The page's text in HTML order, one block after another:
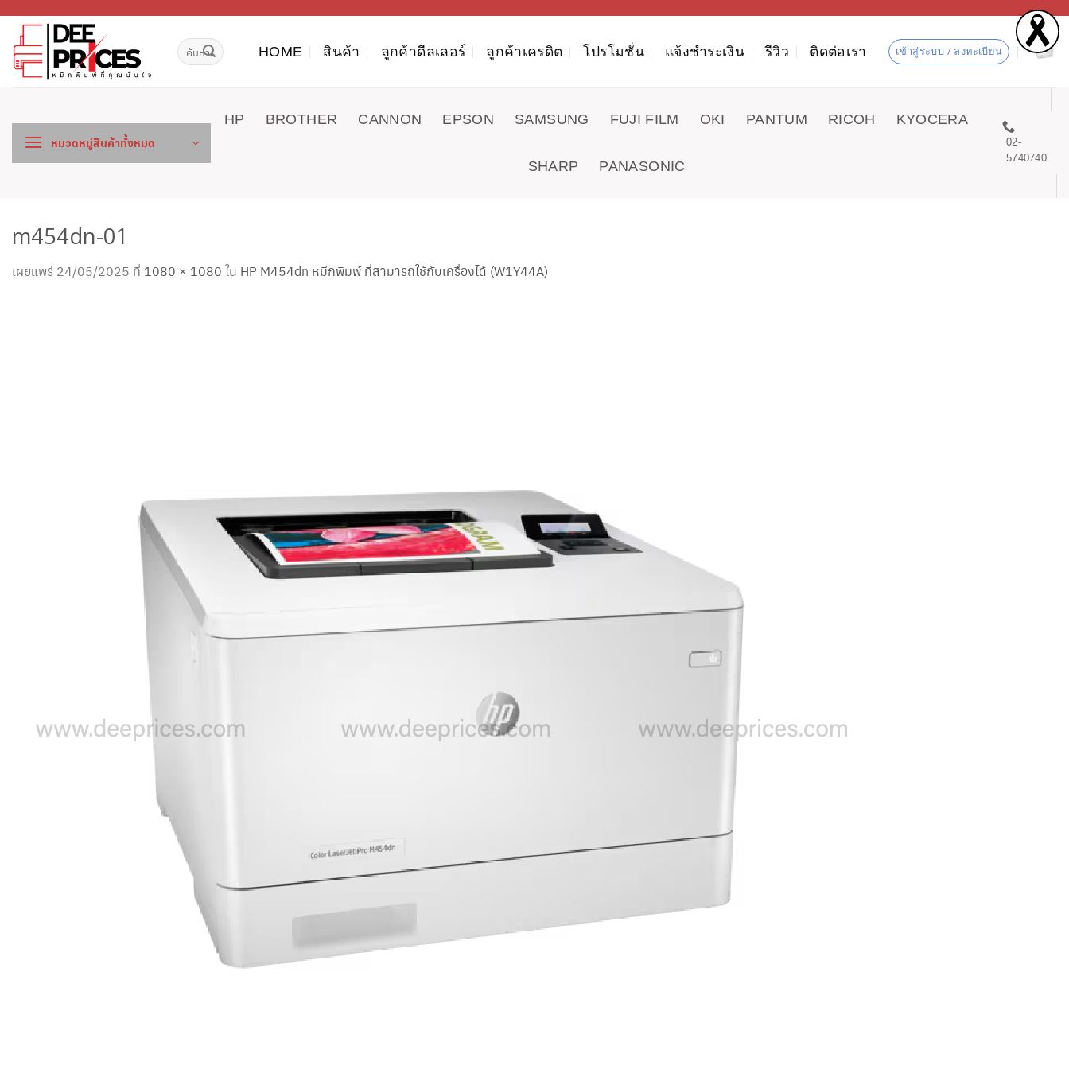
เนื้อหา
ค้นหา: HOME สินค้า ลูกค้าดีลเลอร์ ลูกค้าเครดิต โปรโมชั่น แจ้งชำระเงิน รีวิว ติดต่อเรา เข้าสู่ระบบ / ลงทะเบียน
หมวดหมู่สินค้าทั้งหมด
HP BROTHER CANNON EPSON SAMSUNG FUJI FILM OKI PANTUM RICOH KYOCERA
SHARP PANASONIC
02-
5740740
m454dn-01
เผยแพร่ 24/05/2025 ที่ 1080 × 1080 ใน HP M454dn หมึกพิมพ์ ที่สามารถใช้กับเครื่องได้ (W1Y44A)